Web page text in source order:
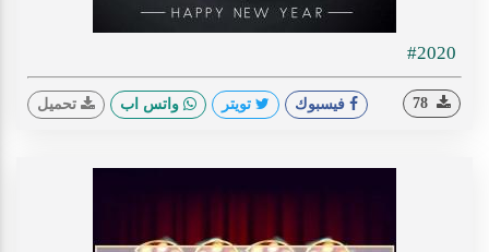
#2020
فيسبوك تويتر واتس اب تحميل